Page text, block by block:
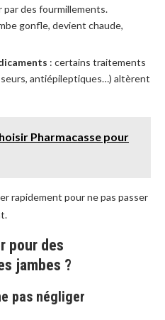
des fourmillements.
gonfle, devient chaude,
: certains traitements
antiépileptiques…) altèrent
Pharmacasse pour
rapidement pour ne pas passer
pour des
jambes ?
pas négliger